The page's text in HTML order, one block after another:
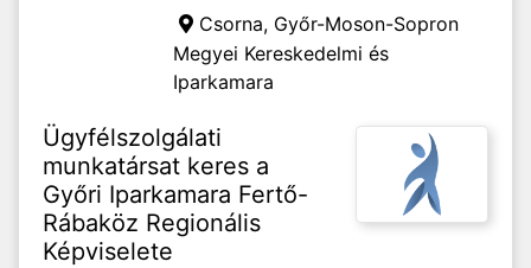
Csorna, Győr-Moson-Sopron
Megyei Kereskedelmi és
Iparkamara
Ügyfélszolgálati
munkatársat keres a
Győri Iparkamara Fertő-
Rábaköz Regionális
Képviselete